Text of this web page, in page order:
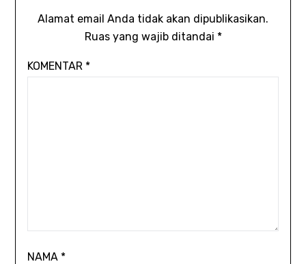
Alamat email Anda tidak akan dipublikasikan.
Ruas yang wajib ditandai *
KOMENTAR *
NAMA *